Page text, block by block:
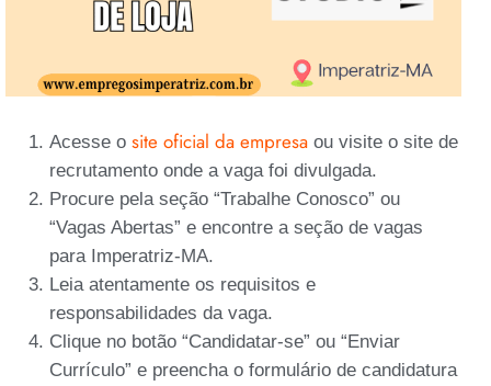
Acesse o site oficial da empresa ou visite o site de
recrutamento onde a vaga foi divulgada.
Procure pela seção “Trabalhe Conosco” ou
“Vagas Abertas” e encontre a seção de vagas
para Imperatriz-MA.
Leia atentamente os requisitos e
responsabilidades da vaga.
Clique no botão “Candidatar-se” ou “Enviar
Currículo” e preencha o formulário de candidatura